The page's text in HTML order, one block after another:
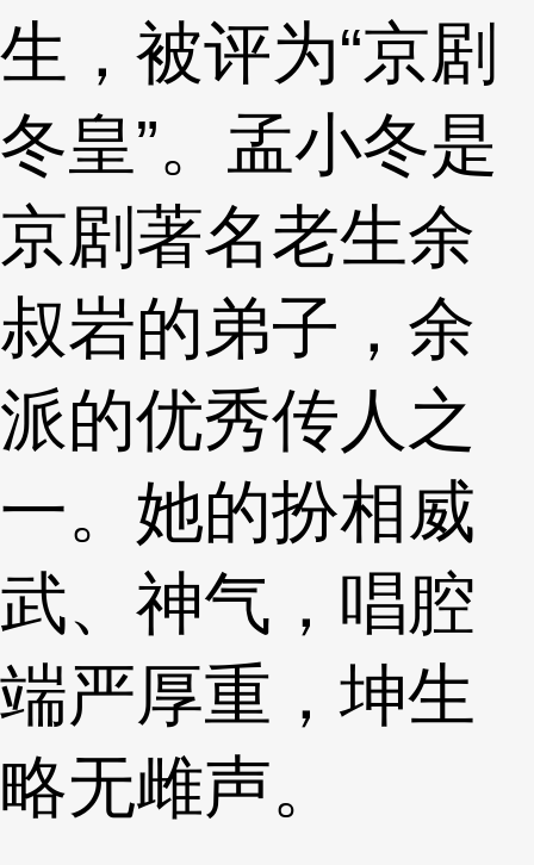
生，被评为“京剧
冬皇”。孟小冬是
京剧著名老生余
叔岩的弟子，余
派的优秀传人之
一。她的扮相威
武、神气，唱腔
端严厚重，坤生
略无雌声。